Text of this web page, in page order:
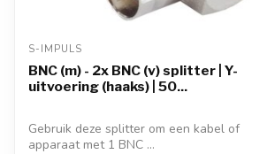
S-IMPULS
BNC (m) - 2x BNC (v) splitter | Y-
uitvoering (haaks) | 50...
Gebruik deze splitter om een kabel of
apparaat met 1 BNC ...